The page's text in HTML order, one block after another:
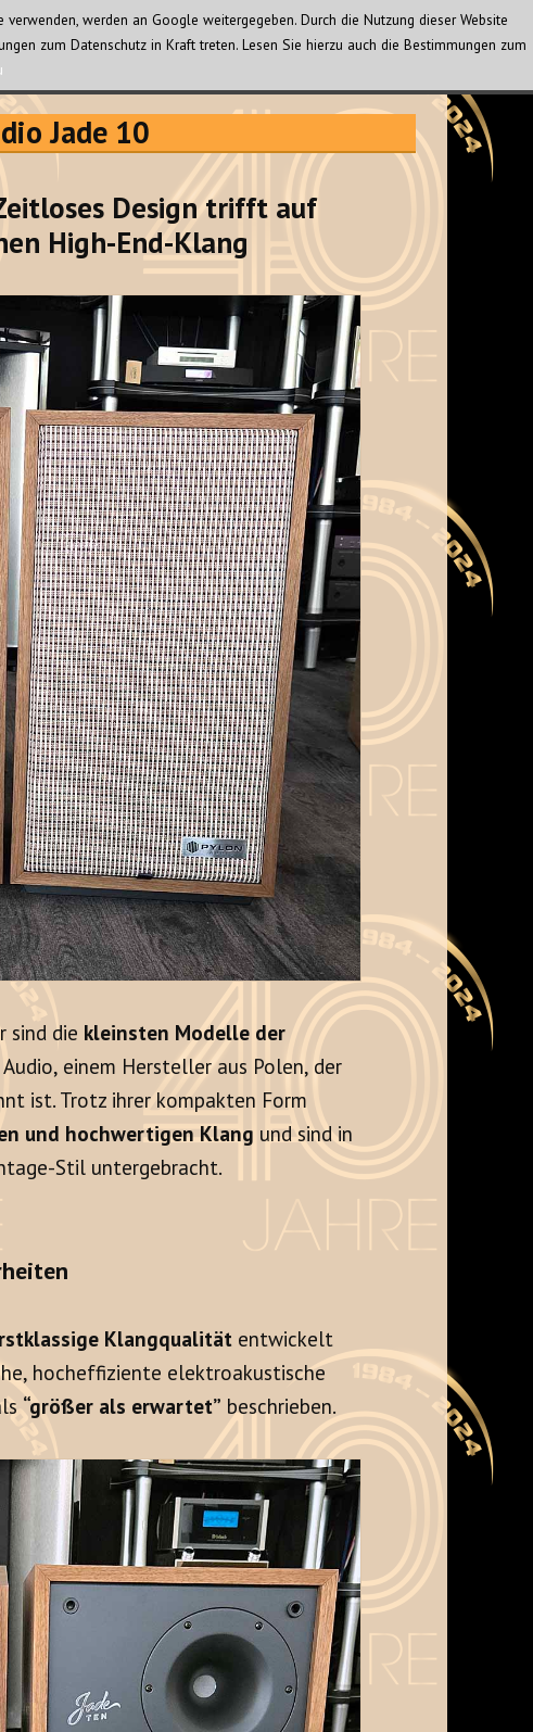
Jade 10
Design trifft auf
High-End-Klang
sind die kleinsten Modelle der
einem Hersteller aus Polen, der
ist. Trotz ihrer kompakten Form
und hochwertigen Klang und sind in
Stil untergebracht.
Klangqualität entwickelt
hocheffiziente elektroakustische
“größer als erwartet” beschrieben.
werden an Google weitergegeben. Durch die Nutzung dieser Website
zum Datenschutz in Kraft treten. Lesen Sie hierzu auch die Bestimmungen zum